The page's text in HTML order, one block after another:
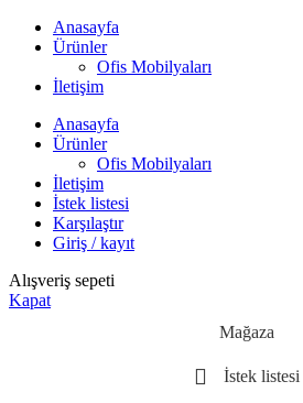
Anasayfa
Ürünler
Ofis Mobilyaları
İletişim
Anasayfa
Ürünler
Ofis Mobilyaları
İletişim
İstek listesi
Karşılaştır
Giriş / kayıt
Alışveriş sepeti
Kapat
Mağaza
İstek listesi